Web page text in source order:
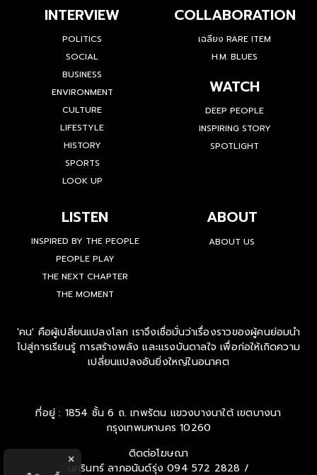
INTERVIEW
POLITICS
SOCIAL
BUSINESS
ENVIRONMENT
CULTURE
LIFESTYLE
HISTORY
SPORTS
LOOK UP
COLLABORATION
เฉลียง RARE ITEM
H.M. BLUES
WATCH
DEEP PEOPLE
INSPIRING STORY
SPOTLIGHT
LISTEN
INSPIRED BY THE PEOPLE
PEOPLE PLAY
THE NEXT CHAPTER
THE MOMENT
ABOUT
ABOUT US
'คน' คือผู้เปลี่ยนแปลงโลก เราจึงเชื่อมั่นว่าเรื่องราวของผู้คนย่อมนำ
ไปสู่การเรียนรู้ การสร้างพลัง และแรงบันดาลใจ เพื่อก่อให้เกิดความ
เปลี่ยนแปลงอันยิ่งใหญ่ในอนาคต
ที่อยู่ : 1854 ชั้น 6 ถ. เทพรัตน แขวงบางนาใต้ เขตบางนา
กรุงเทพมหานคร 10260
ติดต่อโฆษณา
นครินทร์ ลาภอนันด์รุ่ง 094 572 2828 /
×